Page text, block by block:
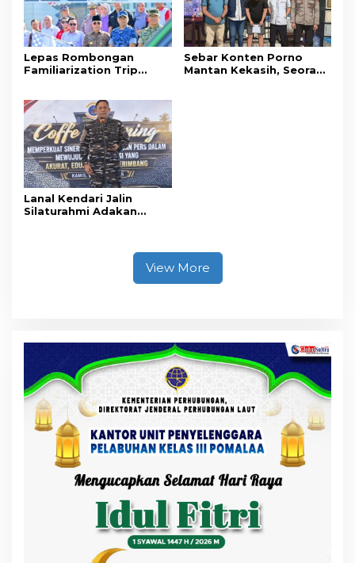
Lepas Rombongan
Familiarization Trip
Gerakkan Ekonomi
Daerah
Sebar Konten Porno
Mantan Kekasih, Seorang
Lanal Kendari Jalin
Silaturahmi Adakan
View More